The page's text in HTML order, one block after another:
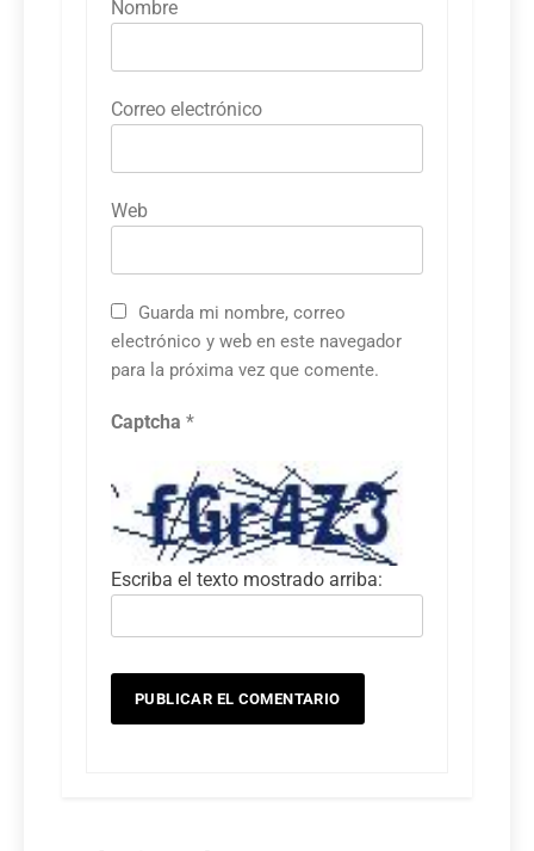
Nombre
Correo electrónico
Web
Guarda mi nombre, correo
electrónico y web en este navegador
para la próxima vez que comente.
Captcha *
Escriba el texto mostrado arriba: